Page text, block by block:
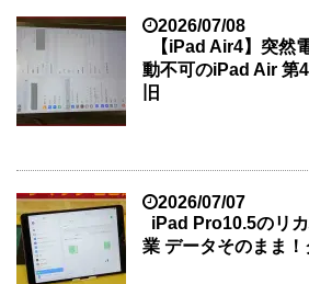
2026/07/08
【iPad Air4】突然
動不可のiPad Air 第
旧
2026/07/07
iPad Pro10.5のリ
業 データそのまま